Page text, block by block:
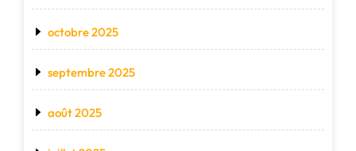
octobre 2025
septembre 2025
août 2025